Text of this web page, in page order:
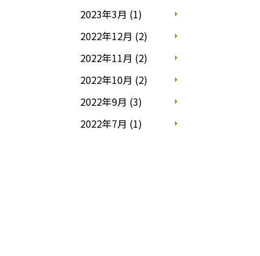
2023年3月 (1)
2022年12月 (2)
2022年11月 (2)
2022年10月 (2)
2022年9月 (3)
2022年7月 (1)